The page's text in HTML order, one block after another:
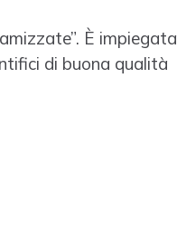
È impiegata
di buona qualità